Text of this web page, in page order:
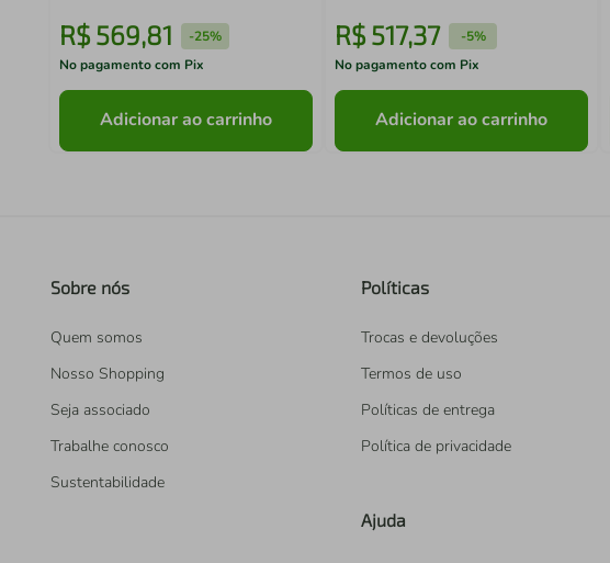
R$ 569,81 -25%
No pagamento com Pix
Adicionar ao carrinho
R$ 517,37 -5%
No pagamento com Pix
Adicionar ao carrinho
Sobre nós
Quem somos
Nosso Shopping
Seja associado
Trabalhe conosco
Sustentabilidade
Políticas
Trocas e devoluções
Termos de uso
Políticas de entrega
Política de privacidade
Ajuda